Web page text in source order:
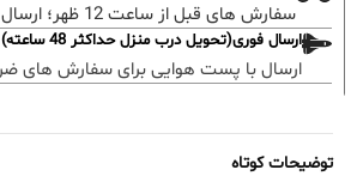
سفارش های قبل از ساعت 12 ظهر؛ ارسال همان روز خواهد بود.
ارسال فوری(تحویل درب منزل حداکثر 48 ساعته)
ارسال با پست هوایی برای سفارش های
توضیحات کوتاه